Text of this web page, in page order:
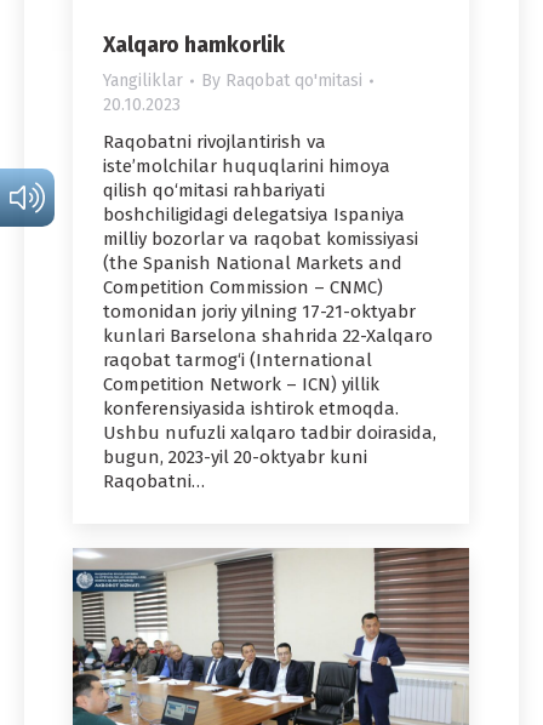
Xalqaro hamkorlik
Yangiliklar By Raqobat qo'mitasi
20.10.2023
Raqobatni rivojlantirish va
iste’molchilar huquqlarini himoya
qilish qo‘mitasi rahbariyati
boshchiligidagi delegatsiya Ispaniya
milliy bozorlar va raqobat komissiyasi
(the Spanish National Markets and
Competition Commission – CNMC)
tomonidan joriy yilning 17-21-oktyabr
kunlari Barselona shahrida 22-Xalqaro
raqobat tarmog‘i (International
Competition Network – ICN) yillik
konferensiyasida ishtirok etmoqda.
Ushbu nufuzli xalqaro tadbir doirasida,
bugun, 2023-yil 20-oktyabr kuni
Raqobatni…